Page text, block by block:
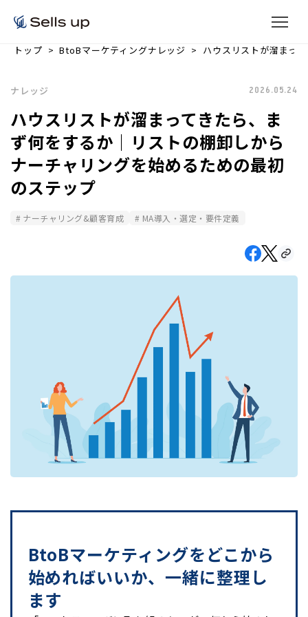
トップ BtoBマーケティングナレッジ ハウスリストが溜まっ
ナレッジ 2026.05.24
ハウスリストが溜まってきたら、ま
ず何をするか｜リストの棚卸しから
ナーチャリングを始めるための最初
のステップ
ナーチャリング&顧客育成 MA導入・選定・要件定義
BtoBマーケティングをどこから
始めればいいか、一緒に整理し
ます